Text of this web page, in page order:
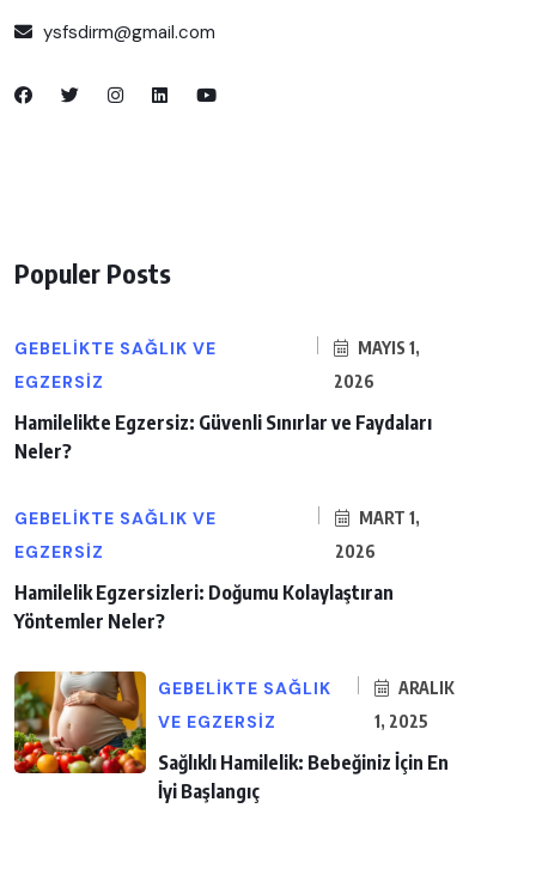
ysfsdirm@gmail.com
Populer Posts
GEBELIKTE SAĞLIK VE
EGZERSIZ
MAYIS 1,
2026
Hamilelikte Egzersiz: Güvenli Sınırlar ve Faydaları
Neler?
GEBELIKTE SAĞLIK VE
EGZERSIZ
MART 1,
2026
Hamilelik Egzersizleri: Doğumu Kolaylaştıran
Yöntemler Neler?
GEBELIKTE SAĞLIK
VE EGZERSIZ
ARALIK
1, 2025
Sağlıklı Hamilelik: Bebeğiniz İçin En
İyi Başlangıç